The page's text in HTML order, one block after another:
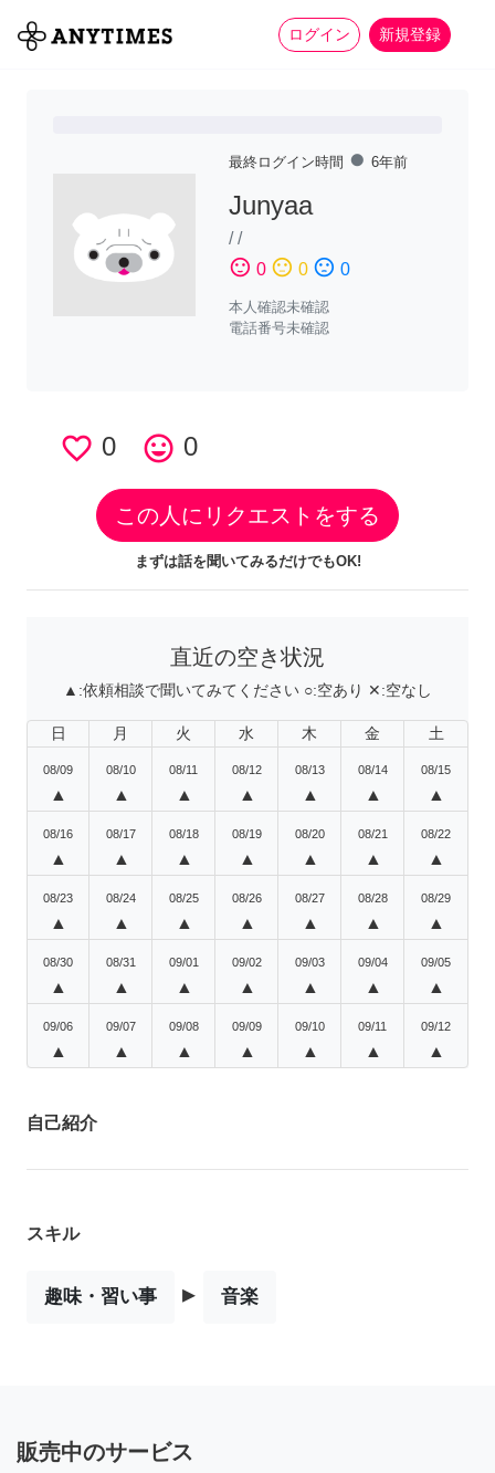
ログイン 新規登録
全て 家事 more_horiz
最終ログイン時間 fiber_manual_record 6年前
Junyaa
//
sentiment_satisfied 0 sentiment_neutral 0 sentiment_dissatisfied 0
本人確認未確認
電話番号未確認
favorite_border 0 tag_faces 0
この人にリクエストをする
まずは話を聞いてみるだけでもOK!
直近の空き状況
▲:依頼相談で聞いてみてください ○:空あり ✕:空なし
日 月 火 水 木 金 土
08/09
▲
08/10
▲
08/11
▲
08/12
▲
08/13
▲
08/14
▲
08/15
▲
08/16
▲
08/17
▲
08/18
▲
08/19
▲
08/20
▲
08/21
▲
08/22
▲
08/23
▲
08/24
▲
08/25
▲
08/26
▲
08/27
▲
08/28
▲
08/29
▲
08/30
▲
08/31
▲
09/01
▲
09/02
▲
09/03
▲
09/04
▲
09/05
▲
09/06
▲
09/07
▲
09/08
▲
09/09
▲
09/10
▲
09/11
▲
09/12
▲
自己紹介
スキル
趣味・習い事 ▸ 音楽
販売中のサービス